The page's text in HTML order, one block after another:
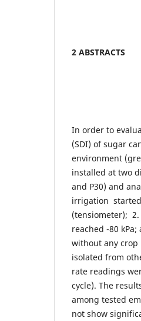
2 ABSTRACTS
In order to
(SDI) of sugar
environment
installed at two
and P30) and
irrigation started
(tensiometer);
reached -80
without any crop
isolated from
rate readings
cycle). The
among tested
not show